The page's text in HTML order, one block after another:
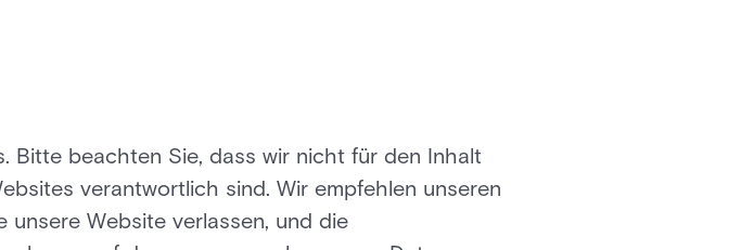
Bitte beachten Sie, dass wir nicht für den Inhalt
verantwortlich sind. Wir empfehlen unseren
unsere Website verlassen, und die